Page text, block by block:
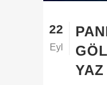
22
Eyl
YAZ